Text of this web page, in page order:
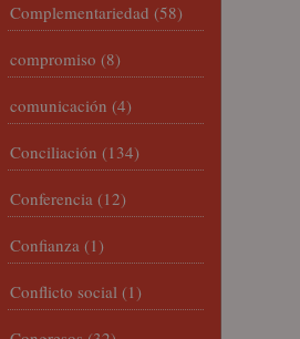
Complementariedad (58)
compromiso (8)
comunicación (4)
Conciliación (134)
Conferencia (12)
Confianza (1)
Conflicto social (1)